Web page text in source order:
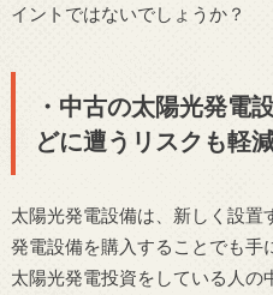
イントではないでしょうか？
・中古の太陽光発電
どに遭うリスクも軽
太陽光発電設備は、新しく設
発電設備を購入することでも手
太陽光発電投資をしている人の